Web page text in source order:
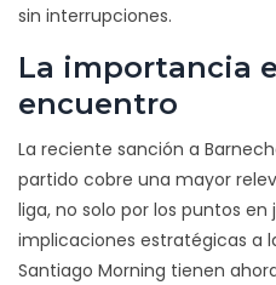
sin interrupciones.
La importancia
encuentro
La reciente sanción a
partido cobre una mayor
liga, no solo por los puntos en
implicaciones estratégicas a
Santiago Morning tienen